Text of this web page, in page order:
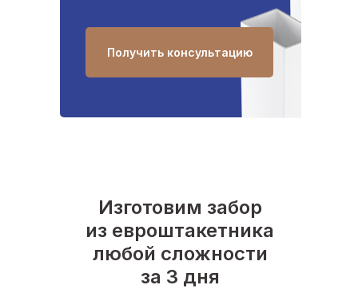
Получить консультацию
Изготовим забор
из евроштакетника
любой сложности
за 3 дня